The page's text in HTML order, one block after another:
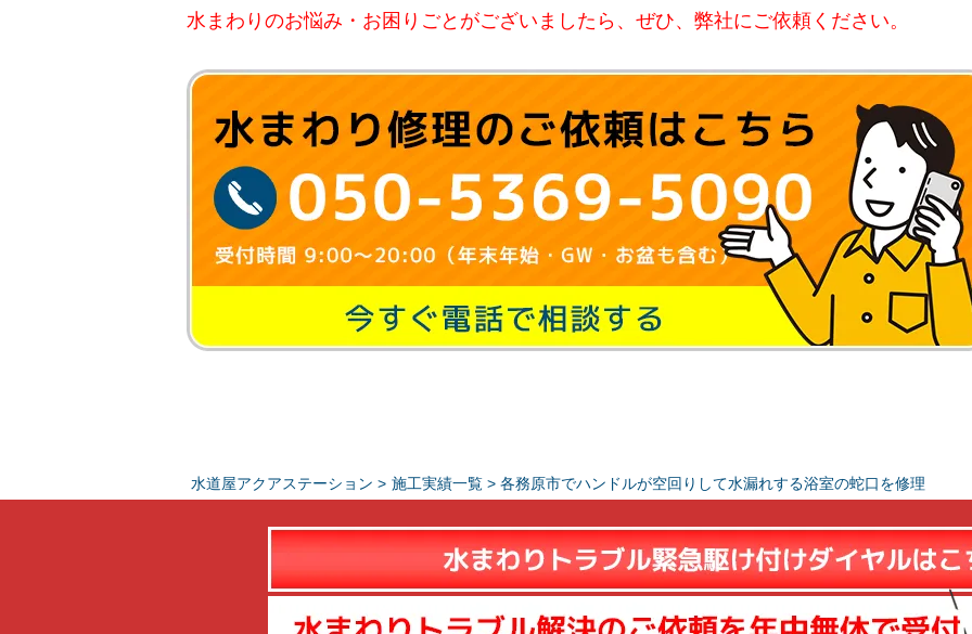
水まわりのお悩み・お困りごとがございましたら、ぜひ、弊社にご依頼ください。
水道屋アクアステーション > 施工実績一覧 > 各務原市でハンドルが空回りして水漏れする浴室の蛇口を修理